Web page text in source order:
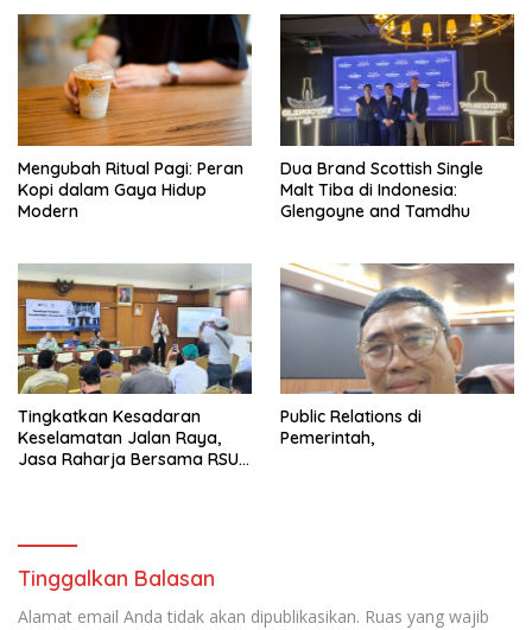
Mengubah Ritual Pagi: Peran
Kopi dalam Gaya Hidup
Modern
Dua Brand Scottish Single
Malt Tiba di Indonesia:
Glengoyne and Tamdhu
Tingkatkan Kesadaran
Keselamatan Jalan Raya,
Jasa Raharja Bersama RSU
Public Relations di
Pemerintah,
Tinggalkan Balasan
Alamat email Anda tidak akan dipublikasikan. Ruas yang wajib